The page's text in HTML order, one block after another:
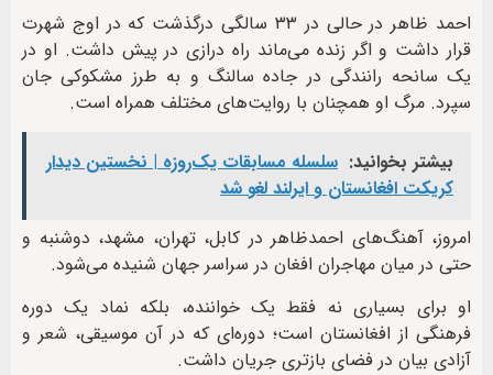
احمد ظاهر در حالی در ۳۳ سالگی درگذشت که در اوج شهرت
قرار داشت و اگر زنده می‌ماند راه درازی در پیش داشت. او در
یک سانحه رانندگی در جاده سالنگ و به طرز مشکوکی جان
سپرد. مرگ او همچنان با روایت‌های مختلف همراه است.
بیشتر بخوانید: سلسله مسابقات یک‌روزه | نخستین دیدار
کریکت افغانستان و ایرلند لغو شد
امروز، آهنگ‌های احمدظاهر در کابل، تهران، مشهد، دوشنبه و
حتی در میان مهاجران افغان در سراسر جهان شنیده می‌شود.
او برای بسیاری نه فقط یک خواننده، بلکه نماد یک دوره
فرهنگی از افغانستان است؛ دوره‌ای که در آن موسیقی، شعر و
آزادی بیان در فضای بازتری جریان داشت.